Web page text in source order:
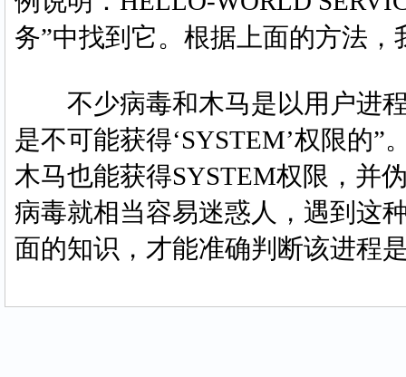
务”中找到它。根据上面的方法
不少病毒和木马是以用户进程
是不可能获得‘SYSTEM’权限的
木马也能获得SYSTEM权限，并
病毒就相当容易迷惑人，遇到这
面的知识，才能准确判断该进程